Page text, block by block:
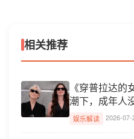
相关推荐
《穿普拉达的
潮下，成年人
娱乐解读 2026-07-